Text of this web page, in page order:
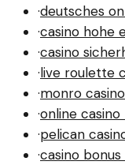
·deutsches
·casino hohe
·casino
·live roulette
·monro
·online casino
·pelican
·casino